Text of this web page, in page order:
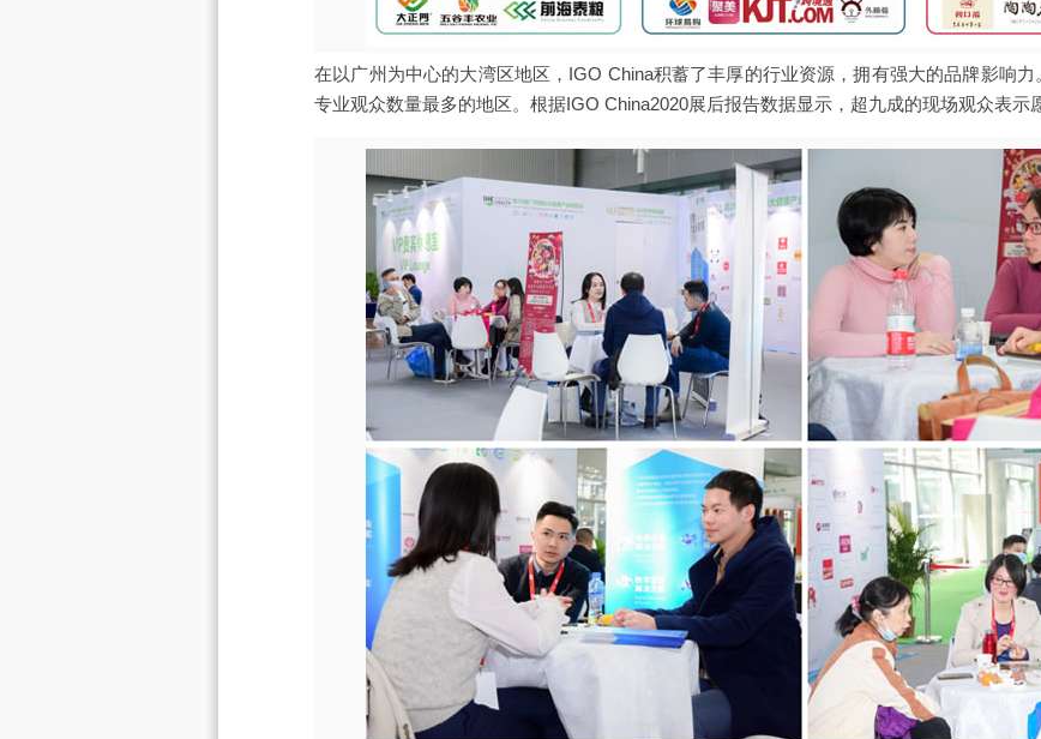
在以广州为中心的大湾区地区，IGO China积蓄了丰厚的行业资源，拥有强大的品牌影响
专业观众数量最多的地区。根据IGO China2020展后报告数据显示，超九成的现场观众表示